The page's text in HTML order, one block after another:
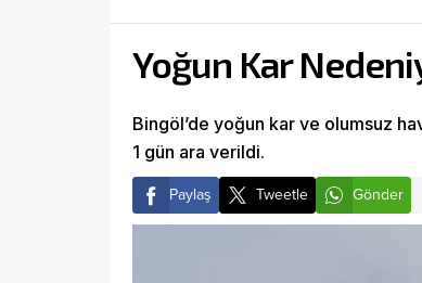
Yoğun Kar
Bingöl’de yoğun kar ve olumsuz
1 gün ara verildi.
Paylaş Tweetle Gönder